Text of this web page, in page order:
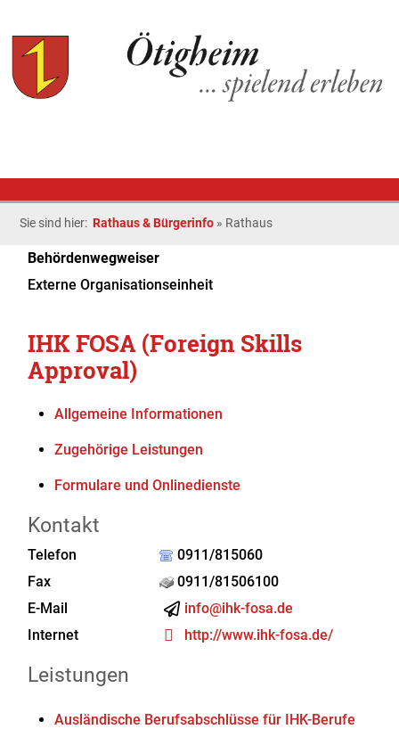
Sie sind hier: Rathaus & Bürgerinfo » Rathaus
Behördenwegweiser
Externe Organisationseinheit
IHK FOSA (Foreign Skills
Approval)
Allgemeine Informationen
Zugehörige Leistungen
Formulare und Onlinedienste
Kontakt
Telefon
0911/815060
Fax
0911/81506100
E-Mail
info@ihk-fosa.de
Internet
http://www.ihk-fosa.de/
Leistungen
Ausländische Berufsabschlüsse für IHK-Berufe